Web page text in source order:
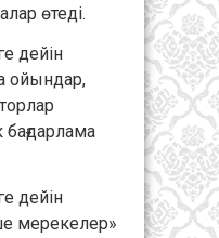
өтеді.
дейін
ойындар,
дейін
мерекелер»